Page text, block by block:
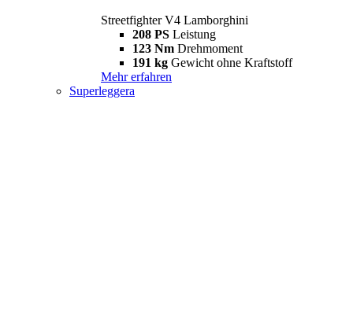
Streetfighter V4 Lamborghini
208 PS Leistung
123 Nm Drehmoment
191 kg Gewicht ohne Kraftstoff
Mehr erfahren
Superleggera